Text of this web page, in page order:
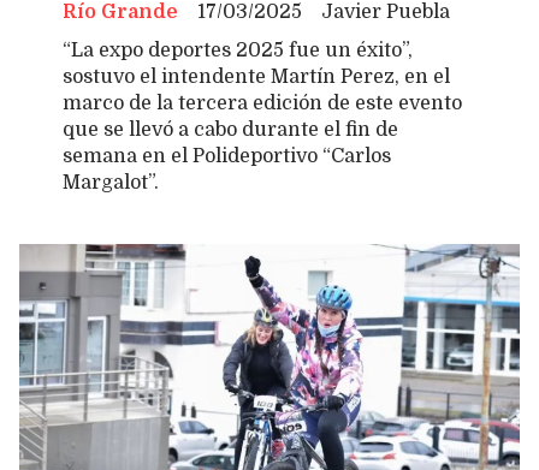
Javier Puebla
Río Grande
17/03/2025
“La expo deportes 2025 fue un éxito”,
sostuvo el intendente Martín Perez, en el
marco de la tercera edición de este evento
que se llevó a cabo durante el fin de
semana en el Polideportivo “Carlos
Margalot”.